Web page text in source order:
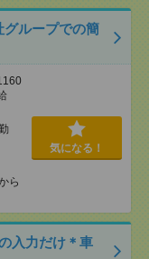
グループでの簡
ら
気になる！
入力だけ＊車